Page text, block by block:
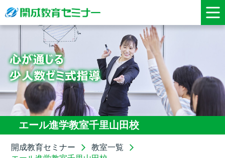
エール進学教室千里山田校
開成教育セミナー
教室一覧